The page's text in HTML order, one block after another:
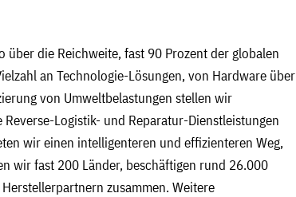
die Reichweite, fast 90 Prozent der globalen
an Technologie-Lösungen, von Hardware über
von Umweltbelastungen stellen wir
Logistik- und Reparatur-Dienstleistungen
wir einen intelligenteren und effizienteren Weg,
wir fast 200 Länder, beschäftigen rund 26.000
zusammen. Weitere